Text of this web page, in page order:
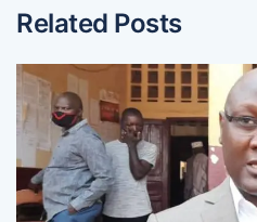
Related Posts